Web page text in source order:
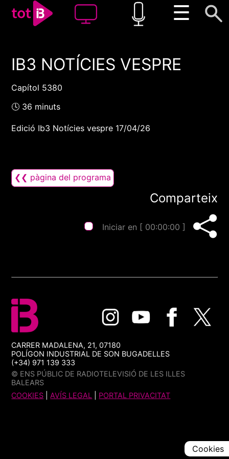
☰
00:00 00:00
IB3 NOTÍCIES VESPRE
Capítol 5380
🕓 36 minuts
Edició Ib3 Notícies vespre 17/04/26
❮❮ pàgina del programa
Comparteix
Iniciar en [ 00:00:00 ]
CARRER MADALENA, 21, 07180
POLÍGON INDUSTRIAL DE SON BUGADELLES
(+34) 971 139 333
© ENS PÚBLIC DE RADIOTELEVISIÓ DE LES ILLES
BALEARS
COOKIES |AVÍS LEGAL PORTAL PRIVACITAT
Cookies